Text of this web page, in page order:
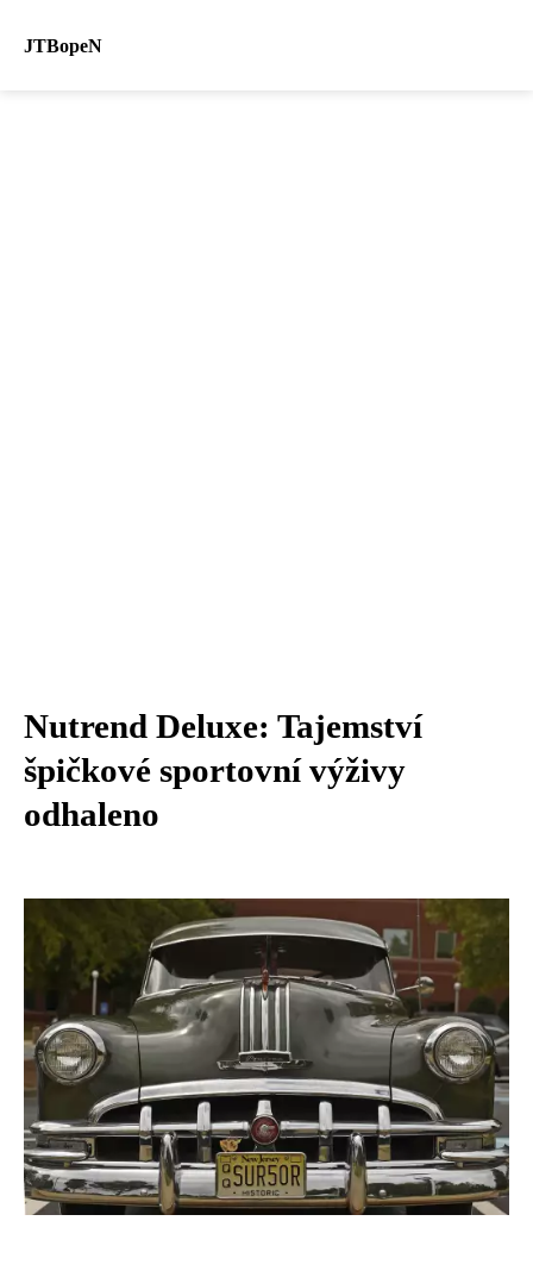
JTBopeN
Nutrend Deluxe: Tajemství
špičkové sportovní výživy
odhaleno